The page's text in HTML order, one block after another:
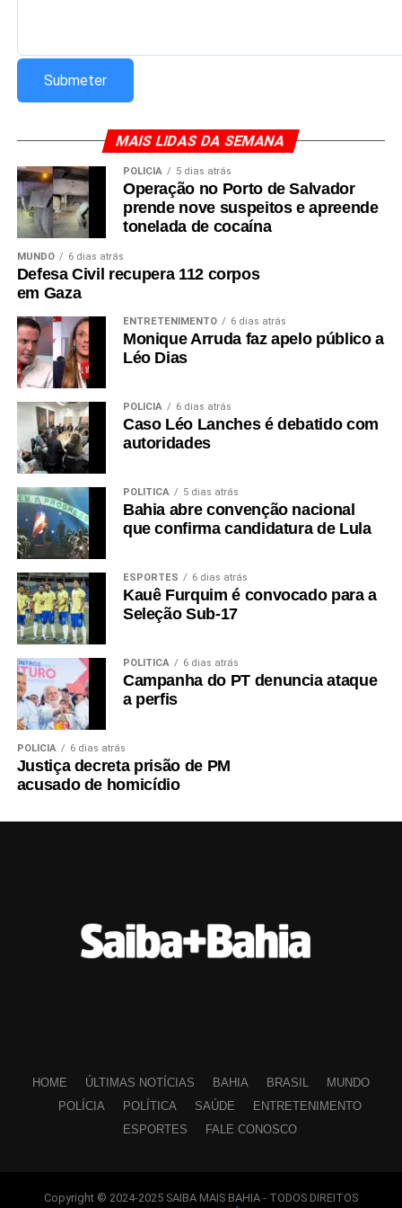
MAIS LIDAS DA SEMANA
POLÍCIA 5 dias atrás
Operação no Porto de Salvador
prende nove suspeitos e apreende
tonelada de cocaína
MUNDO 6 dias atrás
Defesa Civil recupera 112 corpos
em Gaza
ENTRETENIMENTO 6 dias atrás
Monique Arruda faz apelo público a
Léo Dias
POLÍCIA 6 dias atrás
Caso Léo Lanches é debatido com
autoridades
POLÍTICA 5 dias atrás
Bahia abre convenção nacional
que confirma candidatura de Lula
ESPORTES 6 dias atrás
Kauê Furquim é convocado para a
Seleção Sub-17
POLÍTICA 6 dias atrás
Campanha do PT denuncia ataque
a perfis
POLÍCIA 6 dias atrás
Justiça decreta prisão de PM
acusado de homicídio
HOME ÚLTIMAS NOTÍCIAS BAHIA BRASIL
MUNDO
POLÍCIA
POLÍTICA SAÚDE
ENTRETENIMENTO
ESPORTES
FALE CONOSCO
Copyright © 2024-2025 SAIBA MAIS BAHIA - TODOS DIREITOS